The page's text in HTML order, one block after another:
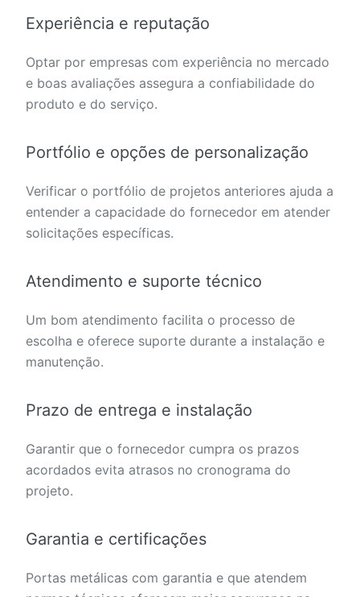
Experiência e reputação
Optar por empresas com experiência no mercado
e boas avaliações assegura a confiabilidade do
produto e do serviço.
Portfólio e opções de personalização
Verificar o portfólio de projetos anteriores ajuda a
entender a capacidade do fornecedor em atender
solicitações específicas.
Atendimento e suporte técnico
Um bom atendimento facilita o processo de
escolha e oferece suporte durante a instalação e
manutenção.
Prazo de entrega e instalação
Garantir que o fornecedor cumpra os prazos
acordados evita atrasos no cronograma do
projeto.
Garantia e certificações
Portas metálicas com garantia e que atendem